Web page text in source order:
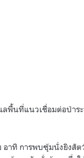
ลพื้นที่แนวเชื่อมต่อป่าร
อาทิ การพบซุ้มนั่งยิงสั